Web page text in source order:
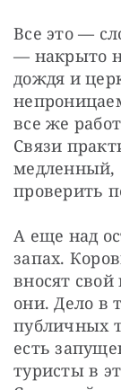
Все это —
— ​накрыто
дождя и
все же
Связи
медленный,
проверить
А еще над
запах.
вносят
они. Дело в
публичных
есть
туристы в